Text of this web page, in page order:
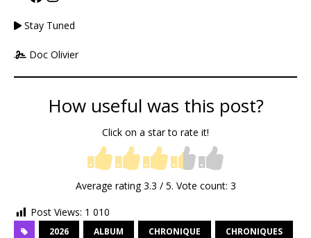
Stay Tuned
Doc Olivier
How useful was this post?
Click on a star to rate it!
Average rating3.3 / 5. Vote count: 3
Post Views: 1 010
2026 ALBUM CHRONIQUE CHRONIQUES